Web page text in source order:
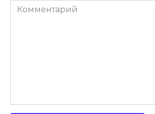
Комментарий